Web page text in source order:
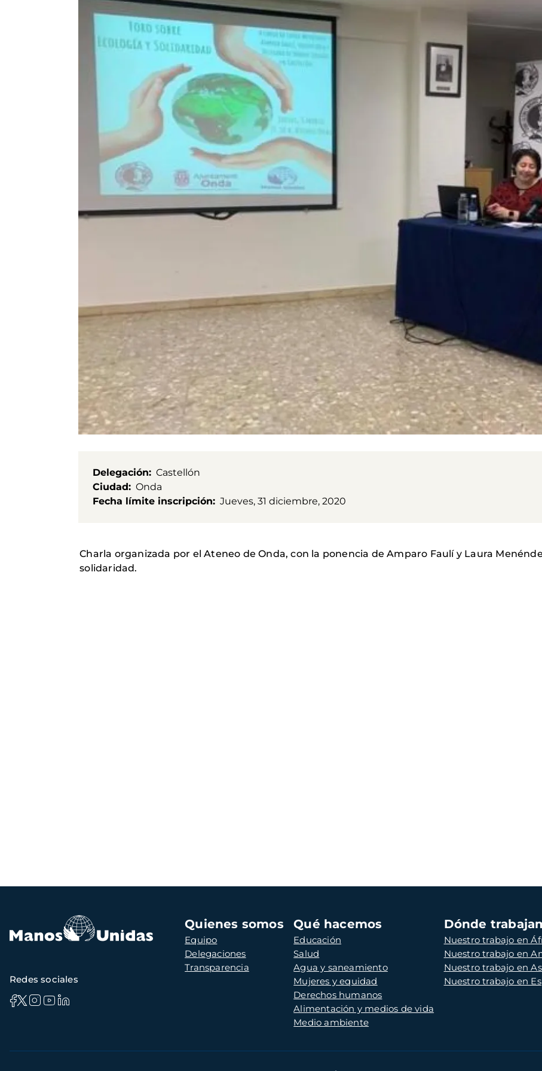
Delegación
Castellón
Ciudad
Onda
Fecha límite inscripción
Jueves, 31 diciembre, 2020
Charla organizada por el Ateneo de Onda, con la ponencia de Amparo Faulí y Laura
solidaridad.
Navegación
principal
Quienes somos
Equipo
Delegaciones
Transparencia
Qué hacemos
Educación
Salud
Agua y saneamiento
Mujeres y equidad
Derechos humanos
Alimentación y medios de vida
Medio ambiente
Dónde
Nuestro trabajo en
Nuestro trabajo en
Nuestro trabajo en
Nuestro trabajo en
Redes sociales